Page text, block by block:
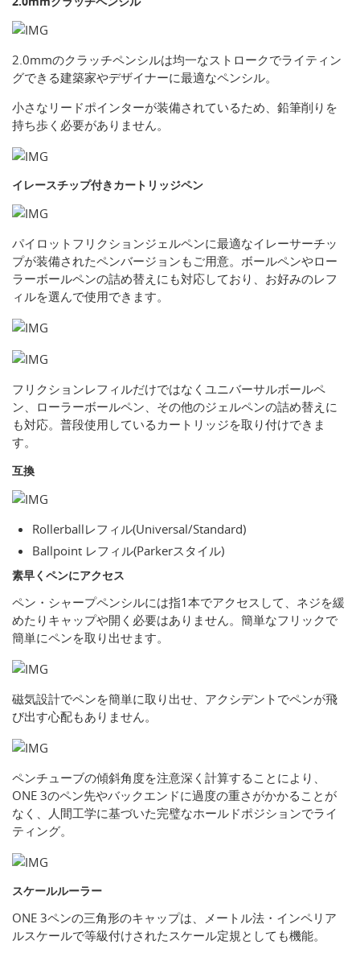
2.0mmのクラッチペンシルは均一なストロークでライティン
グできる建築家やデザイナーに最適なペンシル。
小さなリードポインターが装備されているため、鉛筆削りを
持ち歩く必要がありません。
イレースチップ付きカートリッジペン
パイロットフリクションジェルペンに最適なイレーサーチッ
プが装備されたペンバージョンもご用意。ボールペンやロー
ラーボールペンの詰め替えにも対応しており、お好みのレフ
ィルを選んで使用できます。
フリクションレフィルだけではなくユニバーサルボールペ
ン、ローラーボールペン、その他のジェルペンの詰め替えに
も対応。普段使用しているカートリッジを取り付けできま
す。
互換
Rollerballレフィル(Universal/Standard)
Ballpoint レフィル(Parkerスタイル)
素早くペンにアクセス
ペン・シャープペンシルには指1本でアクセスして、ネジを緩
めたりキャップや開く必要はありません。簡単なフリックで
簡単にペンを取り出せます。
磁気設計でペンを簡単に取り出せ、アクシデントでペンが飛
び出す心配もありません。
ペンチューブの傾斜角度を注意深く計算することにより、
ONE 3のペン先やバックエンドに過度の重さがかかることが
なく、人間工学に基づいた完璧なホールドポジションでライ
ティング。
スケールルーラー
ONE 3ペンの三角形のキャップは、メートル法・インペリア
ルスケールで等級付けされたスケール定規としても機能。